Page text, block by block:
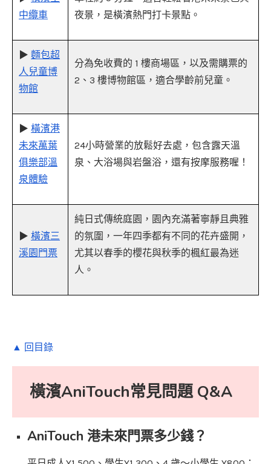
中纜車
夜景，是橫濱熱門打卡景點。
▶ 麵包超
人兒童博
物館
分為免收費的 1 樓商場區，以及需購票的
2、3 樓博物館區，適合學齡前兒童。
▶ 橫濱港
未來萬葉
俱樂部溫
泉體驗
24小時營業的放鬆好去處，包含露天溫
泉、大浴場與岩盤浴，還有按摩服務喔！
▶ 橫濱三
溪園門票
純日式傳統庭園，園內充滿著寧靜且典雅
的氛圍，一年四季都有不同的花卉盛開，
尤其以春季的櫻花與秋季的楓紅最為迷
人。
▲ 回目錄
橫濱AniTouch常見問題 Q&A
AniTouch 港未來門票多少錢？